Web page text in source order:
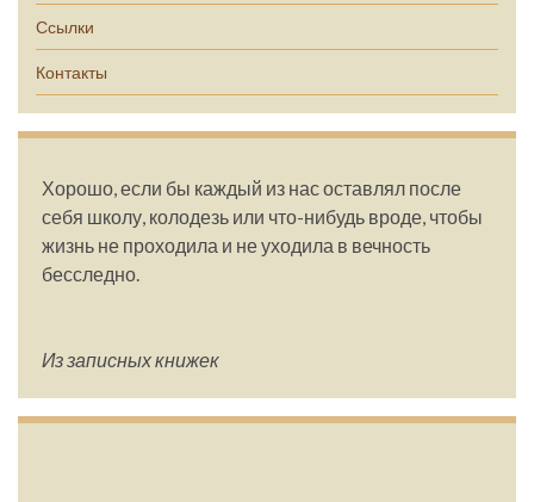
Ссылки
Контакты
Хорошо, если бы каждый из нас оставлял после
себя школу, колодезь или что-нибудь вроде, чтобы
жизнь не проходила и не уходила в вечность
бесследно.
Из записных книжек